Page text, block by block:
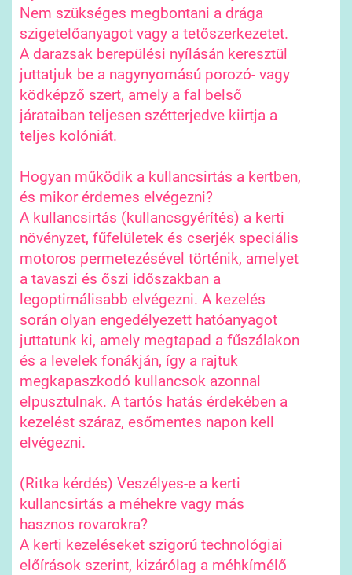
Nem szükséges megbontani a drága
szigetelőanyagot vagy a tetőszerkezetet.
A darazsak berepülési nyílásán keresztül
juttatjuk be a nagynyomású porozó- vagy
ködképző szert, amely a fal belső
járataiban teljesen szétterjedve kiirtja a
teljes kolóniát.
Hogyan működik a kullancsirtás a kertben,
és mikor érdemes elvégezni?
A kullancsirtás (kullancsgyérítés) a kerti
növényzet, fűfelületek és cserjék speciális
motoros permetezésével történik, amelyet
a tavaszi és őszi időszakban a
legoptimálisabb elvégezni. A kezelés
során olyan engedélyezett hatóanyagot
juttatunk ki, amely megtapad a fűszálakon
és a levelek fonákján, így a rajtuk
megkapaszkodó kullancsok azonnal
elpusztulnak. A tartós hatás érdekében a
kezelést száraz, esőmentes napon kell
elvégezni.
(Ritka kérdés) Veszélyes-e a kerti
kullancsirtás a méhekre vagy más
hasznos rovarokra?
A kerti kezeléseket szigorú technológiai
előírások szerint, kizárólag a méhkímélő